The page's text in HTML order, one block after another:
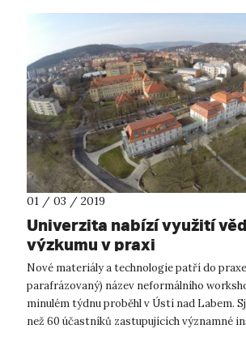
01 / 03 / 2019
Univerzita nabízí využití
výzkumu v praxi
Nové materiály a technologie patří do
parafrázovaný) název neformálního
minulém týdnu proběhl v Ústí nad Labem.
než 60 účastníků zastupujících významné